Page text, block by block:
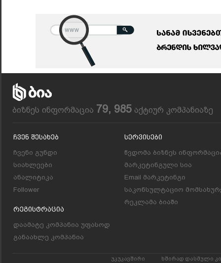
ბიზნეს ინფორმაცია 79, 985 აქტიურ კომპანიაზე
Ჩვენ Შესახებ
ჩვენი გუნდი
სიახლეები
ანალიტიკა
Follower
Რეგისტრაცია
დაამატე კომპანია უფასოდ
განაახლე კომპანია
Სერვისები
წვდომა ბიზნეს
მარკეტინგული სია
Email მარკეტინგი
საკონსულტაციო
რეკლამა ბიაში
უკუკავშირი ხშირად დასმული